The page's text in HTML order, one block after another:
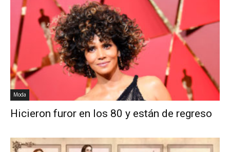
Moda
Hicieron furor en los 80 y están de regreso